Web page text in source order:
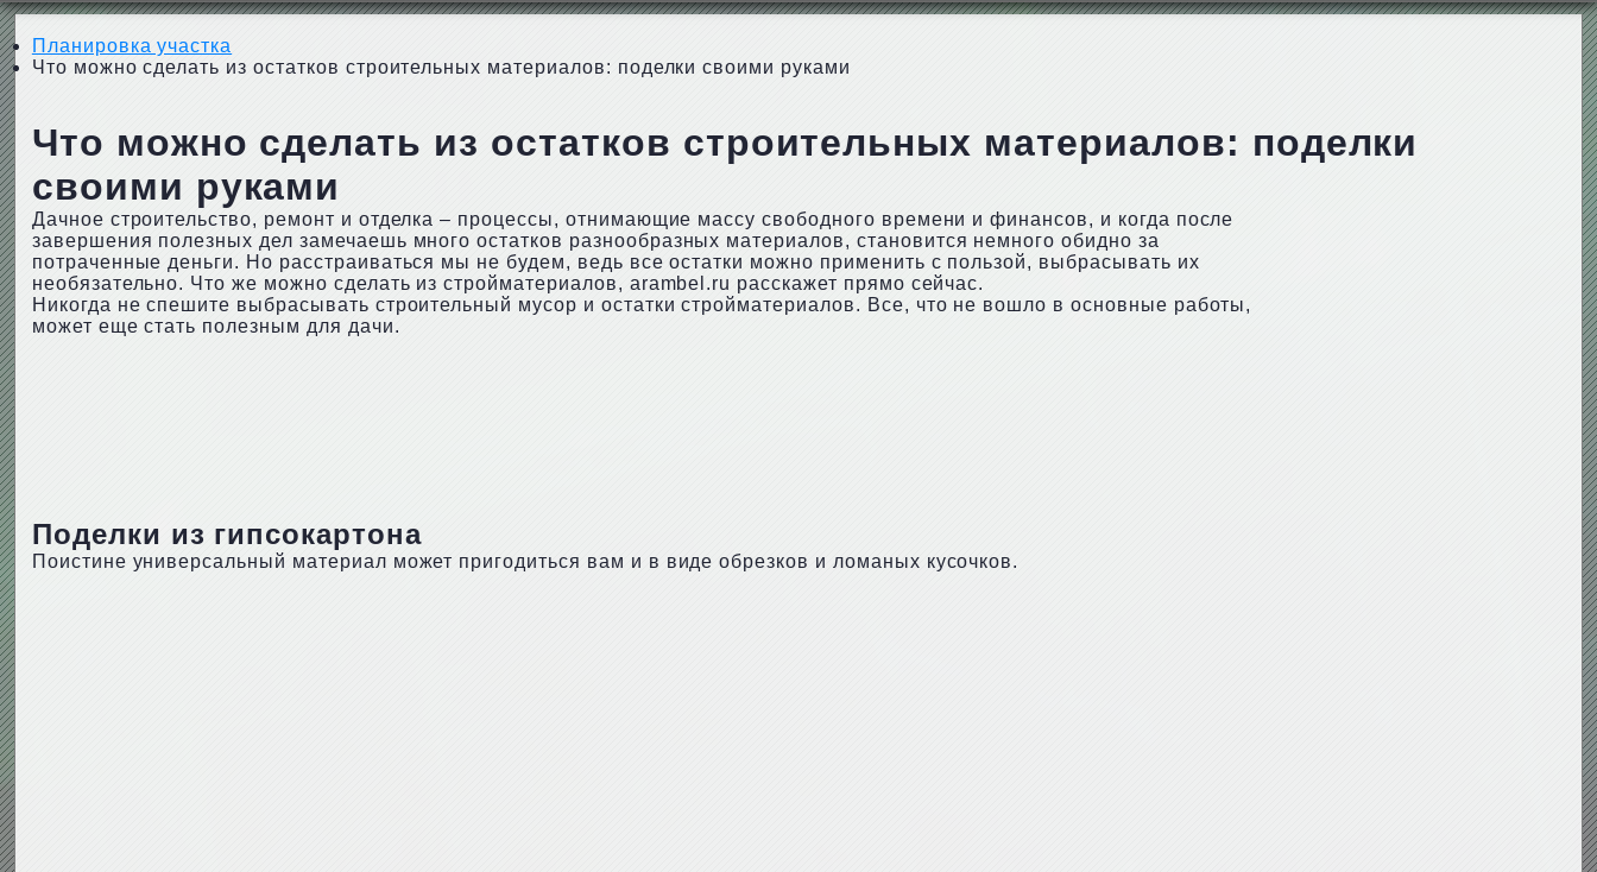
Планировка участка
Что можно сделать из остатков строительных материалов: поделки своими руками
Что можно сделать из остатков строительных материалов: поделки
своими руками
Дачное строительство, ремонт и отделка – процессы, отнимающие массу свободного времени и финансов, и когда после
завершения полезных дел замечаешь много остатков разнообразных материалов, становится немного обидно за
потраченные деньги. Но расстраиваться мы не будем, ведь все остатки можно применить с пользой, выбрасывать их
необязательно. Что же можно сделать из стройматериалов, arambel.ru расскажет прямо сейчас.
Никогда не спешите выбрасывать строительный мусор и остатки стройматериалов. Все, что не вошло в основные работы,
может еще стать полезным для дачи.
Поделки из гипсокартона
Поистине универсальный материал может пригодиться вам и в виде обрезков и ломаных кусочков.